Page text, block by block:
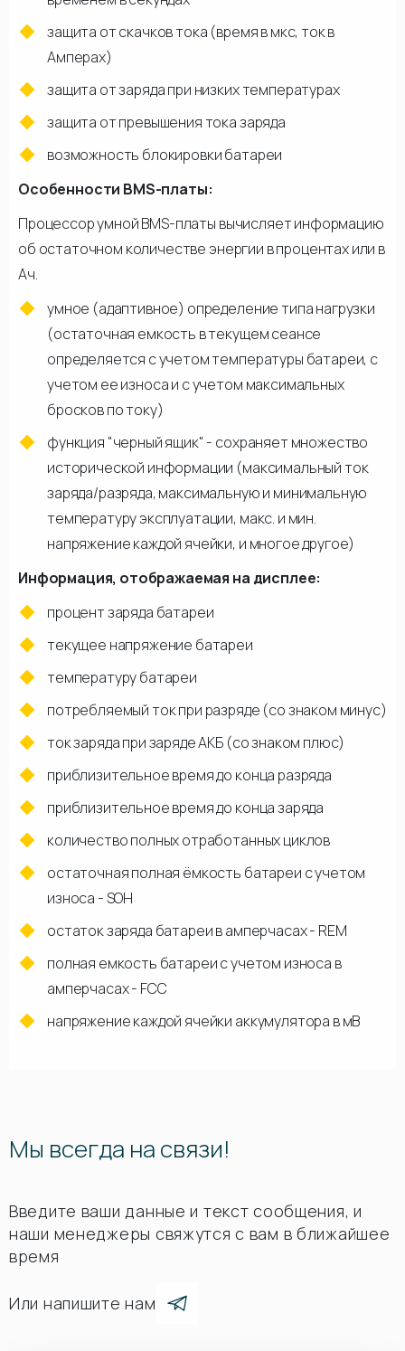
защита от скачков тока (время в мкс, ток в
Амперах)
защита от заряда при низких температурах
защита от превышения тока заряда
возможность блокировки батареи
Особенности BMS-платы:
Процессор умной BMS-платы вычисляет информацию
об остаточном количестве энергии в процентах или в
Ач.
умное (адаптивное) определение типа нагрузки
(остаточная емкость в текущем сеансе
определяется с учетом температуры батареи, с
учетом ее износа и с учетом максимальных
бросков по току)
функция "черный ящик" - сохраняет множество
исторической информации (максимальный ток
заряда/разряда, максимальную и минимальную
температуру эксплуатации, макс. и мин.
напряжение каждой ячейки, и многое другое)
Информация, отображаемая на дисплее:
процент заряда батареи
текущее напряжение батареи
температуру батареи
потребляемый ток при разряде (со знаком минус)
ток заряда при заряде АКБ (со знаком плюс)
приблизительное время до конца разряда
приблизительное время до конца заряда
количество полных отработанных циклов
остаточная полная ёмкость батареи с учетом
износа - SOH
остаток заряда батареи в амперчасах - REM
полная емкость батареи с учетом износа в
амперчасах - FCC
напряжение каждой ячейки аккумулятора в мВ
Мы всегда на связи!
Введите ваши данные и текст сообщения, и
наши менеджеры свяжутся с вам в ближайшее
время
Или напишите нам